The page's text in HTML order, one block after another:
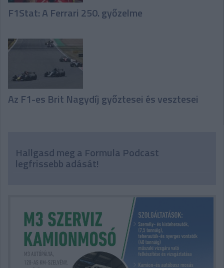
F1Stat: A Ferrari 250. győzelme
Az F1-es Brit Nagydíj győztesei és vesztesei
Hallgasd meg a Formula Podcast
legfrissebb adását!